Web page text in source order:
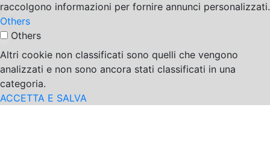
raccolgono informazioni per fornire annunci personalizzati.
Others
Others
Altri cookie non classificati sono quelli che vengono
analizzati e non sono ancora stati classificati in una
categoria.
ACCETTA E SALVA